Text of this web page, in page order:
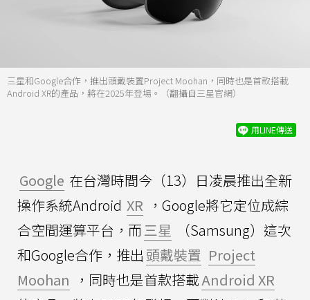
三星和Google合作，推出頭戴裝置Project Moohan，同時也是首款搭載
Android XR的產品，將在2025年登場。（翻攝自三星官網）
用LINE傳送
Google 在台灣時間今（13）日凌晨推出全新
操作系統Android XR ，Google將它定位成綜
合空間運算平台，而三星
（Samsung）這次
和Google合作，推出 頭戴裝置 Project
Moohan ，同時也是首款搭載Android XR